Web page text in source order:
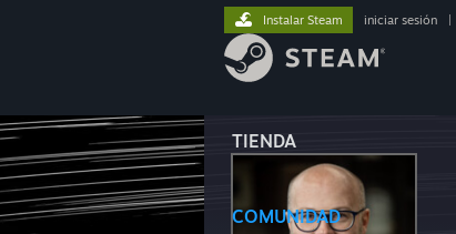
TIENDA
COMUNIDAD
Instalar Steam iniciar sesión